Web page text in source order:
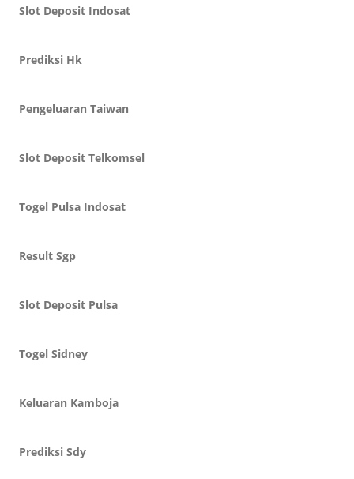
Slot Deposit Indosat
Prediksi Hk
Pengeluaran Taiwan
Slot Deposit Telkomsel
Togel Pulsa Indosat
Result Sgp
Slot Deposit Pulsa
Togel Sidney
Keluaran Kamboja
Prediksi Sdy